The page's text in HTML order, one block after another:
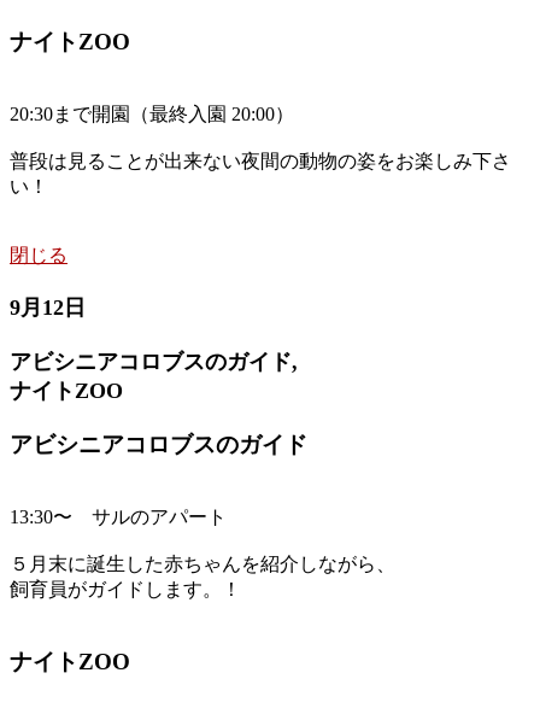
ナイトZOO
20:30まで開園（最終入園 20:00）
普段は見ることが出来ない夜間の動物の姿をお楽しみ下さ
い！
閉じる
9月12日
アビシニアコロブスのガイド,
ナイトZOO
アビシニアコロブスのガイド
13:30〜 サルのアパート
５月末に誕生した赤ちゃんを紹介しながら、
飼育員がガイドします。！
ナイトZOO